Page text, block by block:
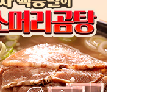
림돌"
값 상승률 1위